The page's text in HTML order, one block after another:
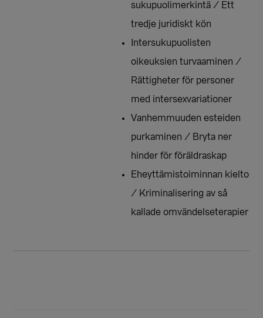
sukupuolimerkintä / Ett
tredje juridiskt kön
Intersukupuolisten
oikeuksien turvaaminen /
Rättigheter för personer
med intersexvariationer
Vanhemmuuden esteiden
purkaminen / Bryta ner
hinder för föräldraskap
Eheyttämistoiminnan kielto
/ Kriminalisering av så
kallade omvändelseterapier